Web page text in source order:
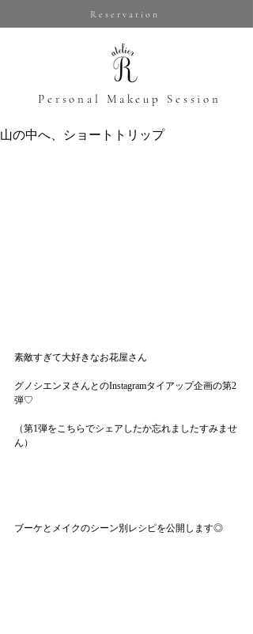
Reservation
​Personal Makeup Session
山の中へ、ショートトリップ
素敵すぎて大好きなお花屋さん
グノシエンヌさんとのInstagramタイアップ企画の第2
弾♡
（第1弾をこちらでシェアしたか忘れましたすみませ
ん）
ブーケとメイクのシーン別レシピを公開します◎